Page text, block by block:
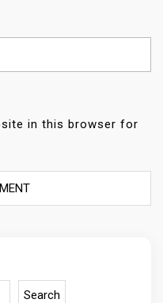
in this browser for
Search